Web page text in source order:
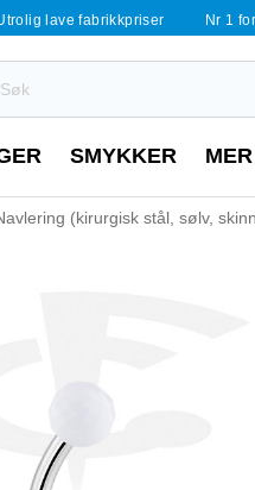
lave fabrikkpriser Nr 1
SMYKKER MER
(kirurgisk stål, sølv,